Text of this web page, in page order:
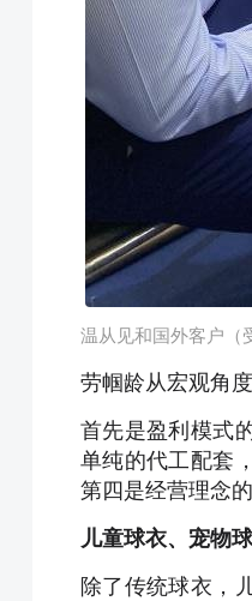
温从见和国外客户（
劳帼龄从宏观角
首先是盈利模式
单纯的代工配套
第四是经营理念
儿童球衣、宠物
除了传统球衣，